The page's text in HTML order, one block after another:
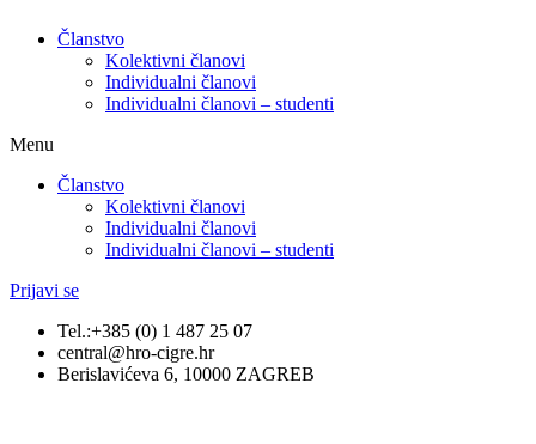
Članstvo
Kolektivni članovi
Individualni članovi
Individualni članovi – studenti
Menu
Članstvo
Kolektivni članovi
Individualni članovi
Individualni članovi – studenti
Prijavi se
Tel.:+385 (0) 1 487 25 07
central@hro-cigre.hr
Berislavićeva 6, 10000 ZAGREB